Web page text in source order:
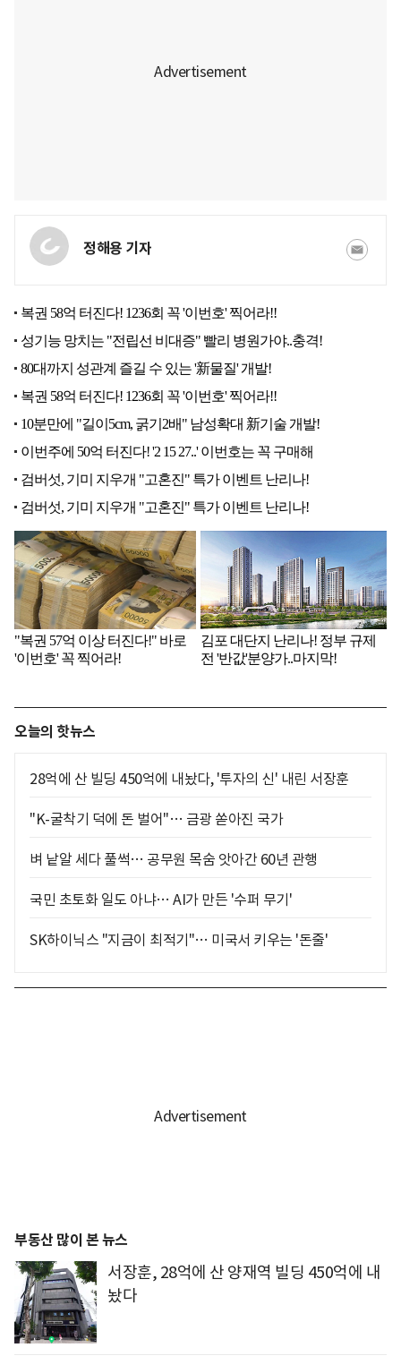
정해용 기자
오늘의 핫뉴스
28억에 산 빌딩 450억에 내놨다, '투자의 신' 내린 서장훈
"K-굴착기 덕에 돈 벌어"… 금광 쏟아진 국가
벼 낱알 세다 풀썩… 공무원 목숨 앗아간 60년 관행
국민 초토화 일도 아냐… AI가 만든 '수퍼 무기'
SK하이닉스 "지금이 최적기"… 미국서 키우는 '돈줄'
부동산 많이 본 뉴스
서장훈, 28억에 산 양재역 빌딩 450억에 내
놨다